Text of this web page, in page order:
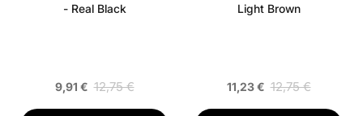
- Real Black
9,91 € 12,75 €
Light Brown
11,23 € 12,75 €